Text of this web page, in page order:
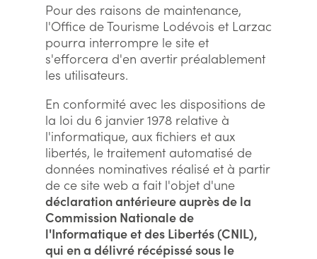
Pour des raisons de maintenance,
l'Office de Tourisme Lodévois et Larzac
pourra interrompre le site et
s'efforcera d'en avertir préalablement
les utilisateurs.
En conformité avec les dispositions de
la loi du 6 janvier 1978 relative à
l'informatique, aux fichiers et aux
libertés, le traitement automatisé de
données nominatives réalisé et à partir
de ce site web a fait l'objet d'une
déclaration antérieure auprès de la
Commission Nationale de
l'Informatique et des Libertés (CNIL),
qui en a délivré récépissé sous le